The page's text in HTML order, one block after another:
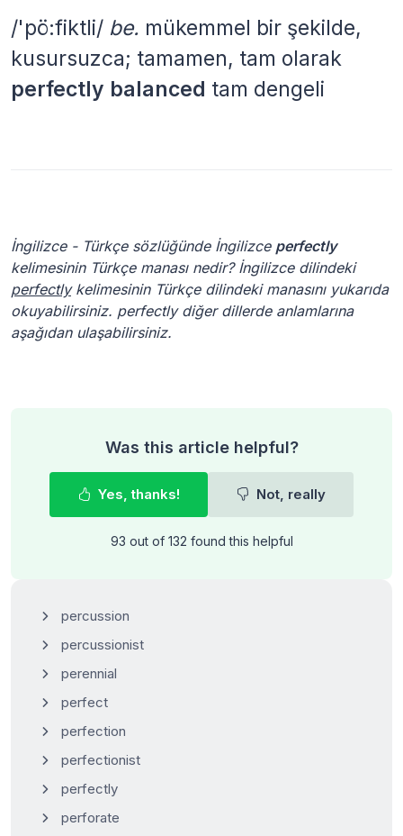
/'pö:fiktli/ be. mükemmel bir şekilde,
kusursuzca; tamamen, tam olarak
perfectly balanced tam dengeli
İngilizce - Türkçe sözlüğünde İngilizce perfectly
kelimesinin Türkçe manası nedir? İngilizce dilindeki
perfectlykelimesinin Türkçe dilindeki manasını yukarıda
okuyabilirsiniz. perfectly diğer dillerde anlamlarına
aşağıdan ulaşabilirsiniz.
Was this article helpful?
Yes, thanks! Not, really
93 out of 132 found this helpful
percussion
percussionist
perennial
perfect
perfection
perfectionist
perfectly
perforate